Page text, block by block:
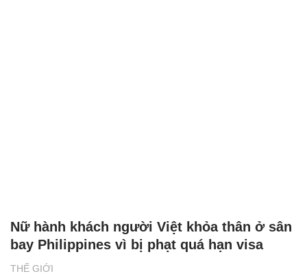
THẾ GIỚI
Nữ hành khách người Việt khỏa thân ở sân
bay Philippines vì bị phạt quá hạn visa